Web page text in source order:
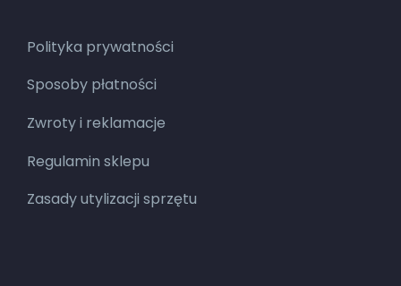
Polityka prywatności
Sposoby płatności
Zwroty i reklamacje
Regulamin sklepu
Zasady utylizacji sprzętu